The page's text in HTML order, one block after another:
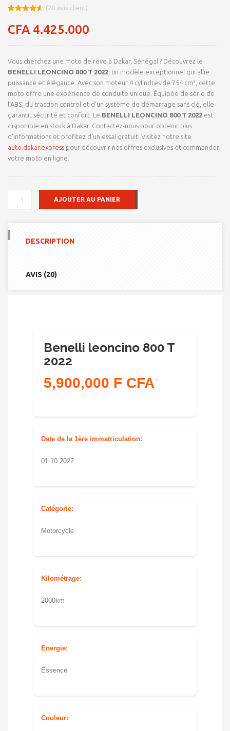
sur 5
basé sur
client
(20 avis client)
CFA 4.425.000
Vous cherchez une moto de rêve à Dakar, Sénégal ? Découvrez le
BENELLI LEONCINO 800 T 2022 , un modèle exceptionnel qui allie
puissance et élégance. Avec son moteur 4 cylindres de 754 cm³, cette
moto offre une expérience de conduite unique. Équipée de série de
l’ABS, du traction control et d’un système de démarrage sans clé, elle
garantit sécurité et confort. Le BENELLI LEONCINO 800 T 2022 est
disponible en stock à Dakar. Contactez-nous pour obtenir plus
d’informations et profitez d’un essai gratuit. Visitez notre site
auto.dakar.express pour découvrir nos offres exclusives et commander
votre moto en ligne.
QUANTITÉ
AJOUTER AU PANIER
DESCRIPTION
AVIS (20)
Benelli leoncino 800 T
2022
5,900,000 F CFA
Date de la 1ère immatriculation:
01 10 2022
Catégorie:
Motorcycle
Kilométrage:
2000km
Energie:
Essence
Couleur: